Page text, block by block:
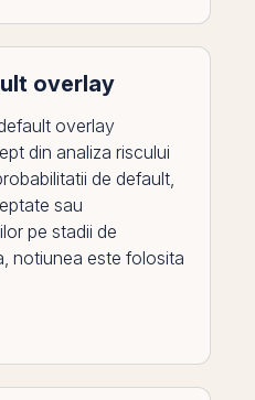
overlay
overlay
din analiza riscului
de default,
sau
pe stadii de
notiunea este folosita